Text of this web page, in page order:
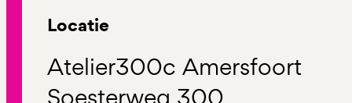
Locatie
Atelier300c Amersfoort